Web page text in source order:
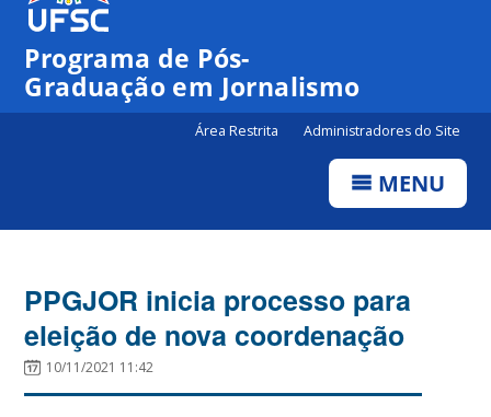
Programa de Pós-
Graduação em Jornalismo
Área Restrita Administradores do Site
MENU
PPGJOR inicia processo para
eleição de nova coordenação
10/11/2021 11:42